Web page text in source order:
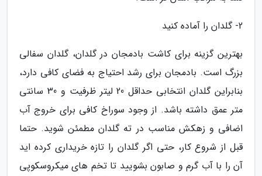
2- گلدان را آماده کنید
بهترین گزینه برای کاشت بادمجان در گلدان، گلدان سفالی
بزرگ است. بادمجان برای رشد احتیاج به فضای کافی دارد،
بنابراین گلدان انتخابی حداقل 20 لیتر ظرفیت و 30 سانتی
متر عمق داشته باشد. از وجود سوراخ کافی برای خروج آب
اضافی و زهکش مناسب در ته گلدان مطمئن شوید. حتما
قبل از شروع کار، حتی اگر گلدان را تازه خریداری کرده اید
آن را با آب گرم و صابون بشویید تا تخم های میکروسکوپی